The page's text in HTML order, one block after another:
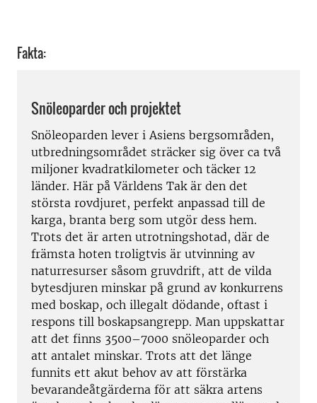
Fakta:
Snöleoparder och projektet
Snöleoparden lever i Asiens bergsområden,
utbredningsområdet sträcker sig över ca två
miljoner kvadratkilometer och täcker 12
länder. Här på Världens Tak är den det
största rovdjuret, perfekt anpassad till de
karga, branta berg som utgör dess hem.
Trots det är arten utrotningshotad, där de
främsta hoten troligtvis är utvinning av
naturresurser såsom gruvdrift, att de vilda
bytesdjuren minskar på grund av konkurrens
med boskap, och illegalt dödande, oftast i
respons till boskapsangrepp. Man uppskattar
att det finns 3500–7000 snöleoparder och
att antalet minskar. Trots att det länge
funnits ett akut behov av att förstärka
bevarandeåtgärderna för att säkra artens